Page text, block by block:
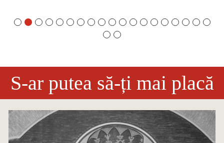
S-ar putea să-ți mai placă